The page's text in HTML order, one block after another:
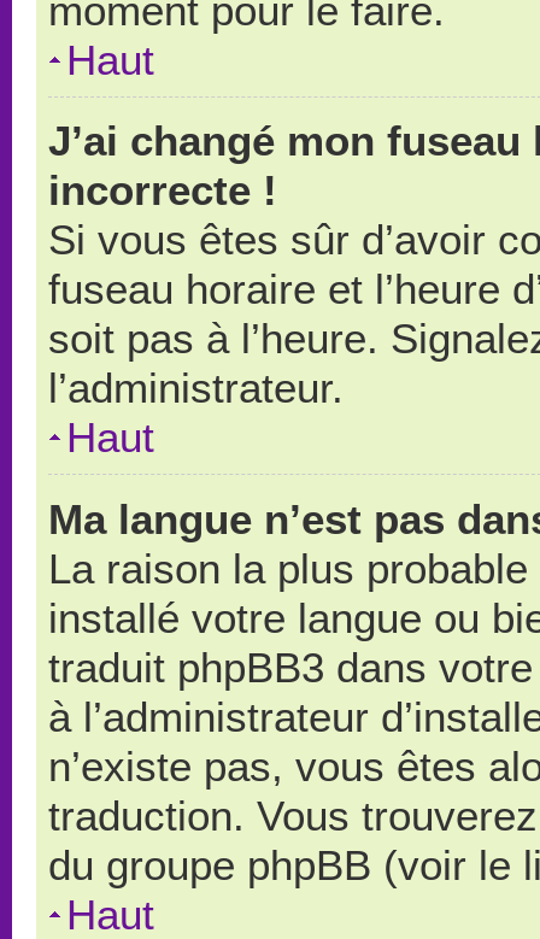
moment pour le faire.
Haut
J’ai changé mon
incorrecte !
Si vous êtes sûr d’avoir
fuseau horaire et l’heure
soit pas à l’heure.
l’administrateur.
Haut
Ma langue n’est pas
La raison la plus probable
installé votre langue ou
traduit phpBB3 dans
à l’administrateur
n’existe pas, vous êtes
traduction. Vous
du groupe phpBB (voir le
Haut